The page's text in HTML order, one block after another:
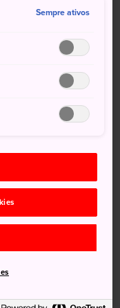
o que ele criou
da Estação
museu, mas a forma
estação ou dos
Sempre ativos